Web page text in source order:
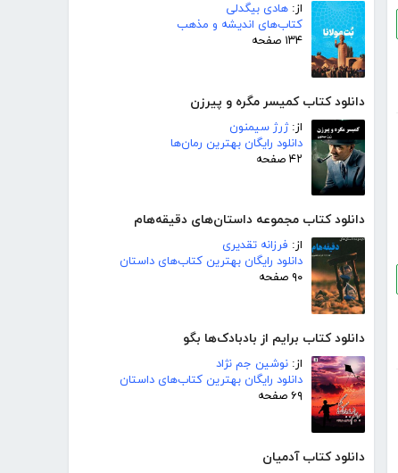
از: هادی بیگدلی
کتاب‌های اندیشه و مذهب
۱۳۴ صفحه
دانلود کتاب کمیسر مگره و پیرزن
از:ژرژ سیمنون
دانلود رایگان بهترین رمان‌ها
۴۲ صفحه
دانلود کتاب مجموعه داستان‌های دقیقه‌هام
از: فرزانه تقدیری
دانلود رایگان بهترین کتاب‌های داستان
۹۰ صفحه
دانلود کتاب برایم از بادبادک‌ها بگو
از: نوشین جم نژاد
دانلود رایگان بهترین کتاب‌های داستان
۶۹ صفحه
دانلود کتاب آدمیان